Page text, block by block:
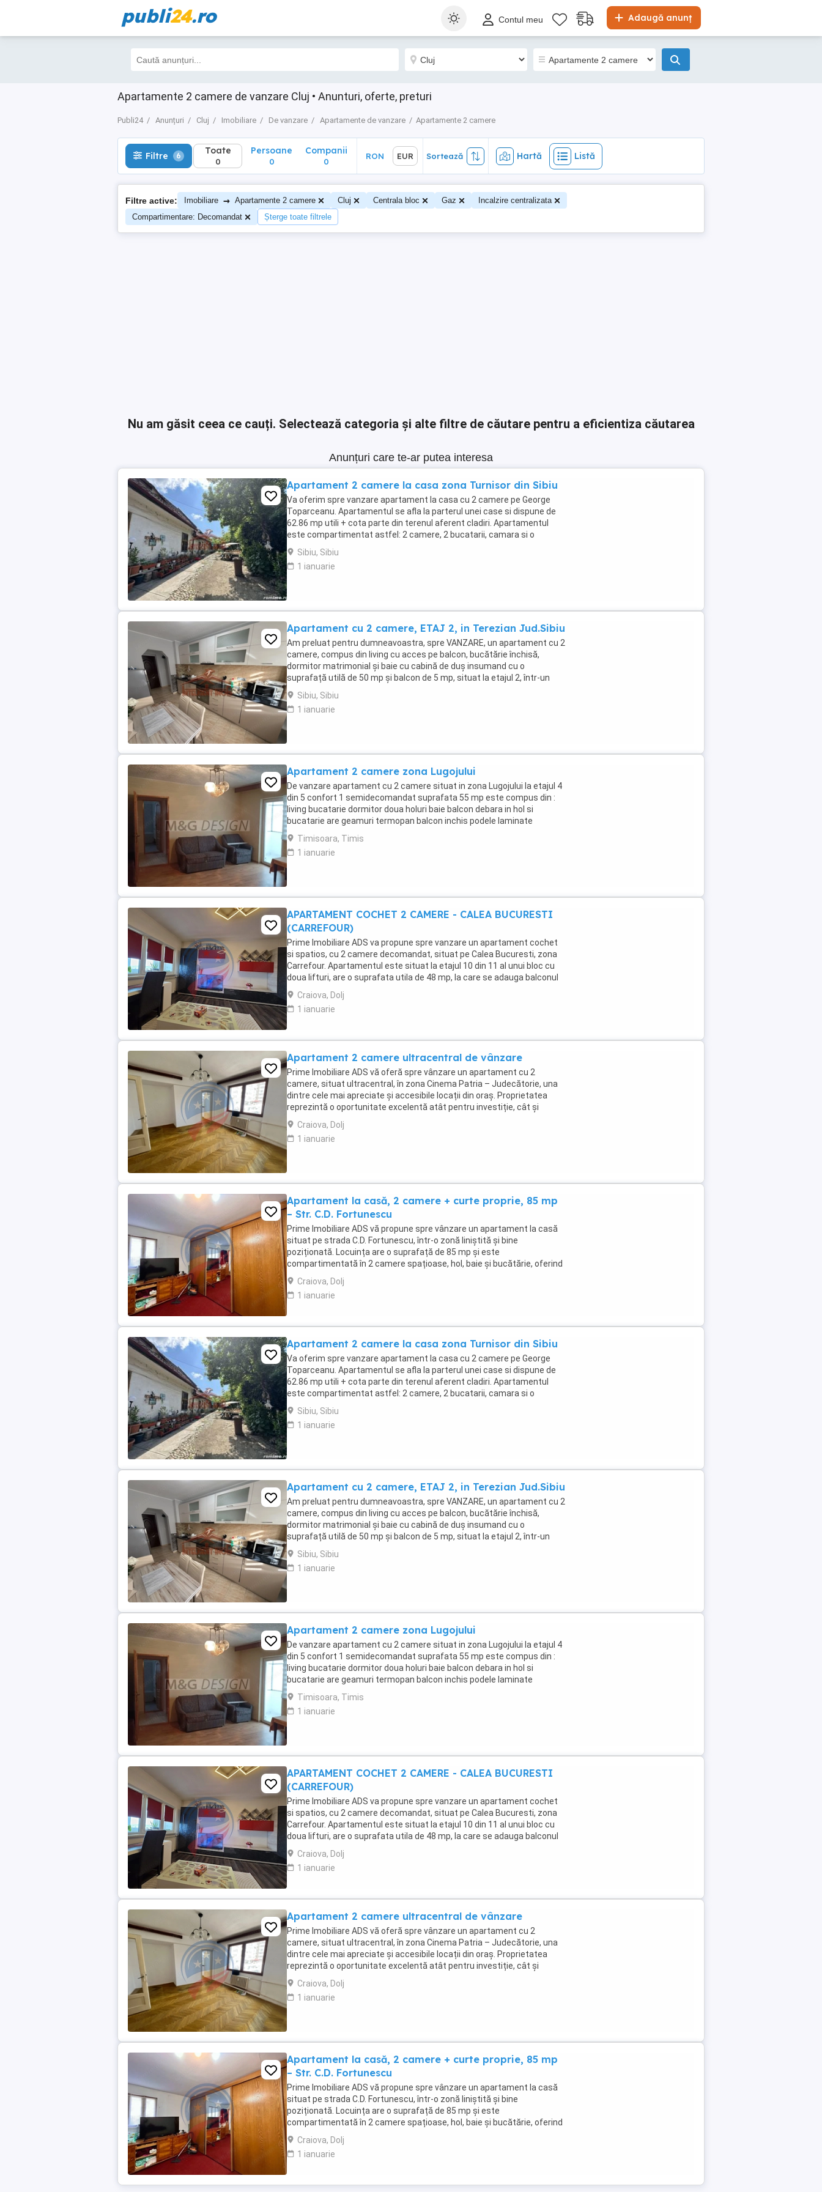
publi24.ro Adaugă anunț
Contul meu
Apartamente 2 camere de vanzare Cluj • Anunturi, oferte, preturi
Publi24 Anunțuri Cluj Imobiliare De vanzare Apartamente de vanzare Apartamente 2 camere
Filtre 6 Toate
0
Sortează Hartă Listă
Filtre 6 Toate
0
Persoane
0
Companii
0
RON EUR Sortează Hartă Listă
Filtre active: Imobiliare → Apartamente 2 camere Cluj Centrala bloc Gaz
Incalzire centralizata
Compartimentare: Decomandat
Șterge toate filtrele
Nu am găsit ceea ce cauți. Selectează categoria și alte filtre de căutare pentru a eficientiza căutarea
Anunțuri care te-ar putea interesa
Apartament 2 camere la casa zona Turnisor din Sibiu
Va oferim spre vanzare apartament la casa cu 2 camere pe George
Toparceanu. Apartamentul se afla la parterul unei case si dispune de
62.86 mp utili + cota parte din terenul aferent cladiri. Apartamentul
este compartimentat astfel: 2 camere, 2 bucatarii, camara si o
magazie. Se vinde la pretul de 51.999 ...
Sibiu, Sibiu
1 ianuarie
Apartament cu 2 camere, ETAJ 2, in Terezian Jud.Sibiu
Am preluat pentru dumneavoastra, spre VANZARE, un apartament cu 2
camere, compus din living cu acces pe balcon, bucătărie închisă,
dormitor matrimonial și baie cu cabină de duș insumand cu o
suprafață utilă de 50 mp și balcon de 5 mp, situat la etajul 2, într-un
imobil dotat cu lift, în cartierul Terezian ...
Sibiu, Sibiu
1 ianuarie
Apartament 2 camere zona Lugojului
De vanzare apartament cu 2 camere situat in zona Lugojului la etajul 4
din 5 confort 1 semidecomandat suprafata 55 mp este compus din :
living bucatarie dormitor doua holuri baie balcon debara in hol si
bucatarie are geamuri termopan balcon inchis podele laminate
incalzire cu centrala proprie ...
Timisoara, Timis
1 ianuarie
APARTAMENT COCHET 2 CAMERE - CALEA BUCURESTI
(CARREFOUR)
Prime Imobiliare ADS va propune spre vanzare un apartament cochet
si spatios, cu 2 camere decomandat, situat pe Calea Bucuresti, zona
Carrefour. Apartamentul este situat la etajul 10 din 11 al unui bloc cu
doua lifturi, are o suprafata utila de 48 mp, la care se adauga balconul
inchis, total 52 mp. Este ...
Craiova, Dolj
1 ianuarie
Apartament 2 camere ultracentral de vânzare
Prime Imobiliare ADS vă oferă spre vânzare un apartament cu 2
camere, situat ultracentral, în zona Cinema Patria – Judecătorie, una
dintre cele mai apreciate și accesibile locații din oraș. Proprietatea
reprezintă o oportunitate excelentă atât pentru investiție, cât și
pentru locuință personală, având ...
Craiova, Dolj
1 ianuarie
Apartament la casă, 2 camere + curte proprie, 85 mp
– Str. C.D. Fortunescu
Prime Imobiliare ADS vă propune spre vânzare un apartament la casă
situat pe strada C.D. Fortunescu, într-o zonă liniștită și bine
poziționată. Locuința are o suprafață de 85 mp și este
compartimentată în 2 camere spațioase, hol, baie și bucătărie, oferind
un ambient confortabil și funcțional. Proprietatea ...
Craiova, Dolj
1 ianuarie
Apartament 2 camere la casa zona Turnisor din Sibiu
Va oferim spre vanzare apartament la casa cu 2 camere pe George
Toparceanu. Apartamentul se afla la parterul unei case si dispune de
62.86 mp utili + cota parte din terenul aferent cladiri. Apartamentul
este compartimentat astfel: 2 camere, 2 bucatarii, camara si o
magazie. Se vinde la pretul de 51.999 ...
Sibiu, Sibiu
1 ianuarie
Apartament cu 2 camere, ETAJ 2, in Terezian Jud.Sibiu
Am preluat pentru dumneavoastra, spre VANZARE, un apartament cu 2
camere, compus din living cu acces pe balcon, bucătărie închisă,
dormitor matrimonial și baie cu cabină de duș insumand cu o
suprafață utilă de 50 mp și balcon de 5 mp, situat la etajul 2, într-un
imobil dotat cu lift, în cartierul Terezian ...
Sibiu, Sibiu
1 ianuarie
Apartament 2 camere zona Lugojului
De vanzare apartament cu 2 camere situat in zona Lugojului la etajul 4
din 5 confort 1 semidecomandat suprafata 55 mp este compus din :
living bucatarie dormitor doua holuri baie balcon debara in hol si
bucatarie are geamuri termopan balcon inchis podele laminate
incalzire cu centrala proprie ...
Timisoara, Timis
1 ianuarie
APARTAMENT COCHET 2 CAMERE - CALEA BUCURESTI
(CARREFOUR)
Prime Imobiliare ADS va propune spre vanzare un apartament cochet
si spatios, cu 2 camere decomandat, situat pe Calea Bucuresti, zona
Carrefour. Apartamentul este situat la etajul 10 din 11 al unui bloc cu
doua lifturi, are o suprafata utila de 48 mp, la care se adauga balconul
inchis, total 52 mp. Este ...
Craiova, Dolj
1 ianuarie
Apartament 2 camere ultracentral de vânzare
Prime Imobiliare ADS vă oferă spre vânzare un apartament cu 2
camere, situat ultracentral, în zona Cinema Patria – Judecătorie, una
dintre cele mai apreciate și accesibile locații din oraș. Proprietatea
reprezintă o oportunitate excelentă atât pentru investiție, cât și
pentru locuință personală, având ...
Craiova, Dolj
1 ianuarie
Apartament la casă, 2 camere + curte proprie, 85 mp
– Str. C.D. Fortunescu
Prime Imobiliare ADS vă propune spre vânzare un apartament la casă
situat pe strada C.D. Fortunescu, într-o zonă liniștită și bine
poziționată. Locuința are o suprafață de 85 mp și este
compartimentată în 2 camere spațioase, hol, baie și bucătărie, oferind
un ambient confortabil și funcțional. Proprietatea ...
Craiova, Dolj
1 ianuarie